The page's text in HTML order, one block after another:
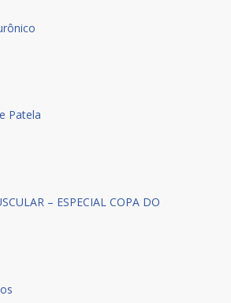
Patela
– ESPECIAL COPA DO